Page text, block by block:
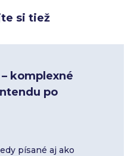
si tiež
komplexné
po
písané aj ako